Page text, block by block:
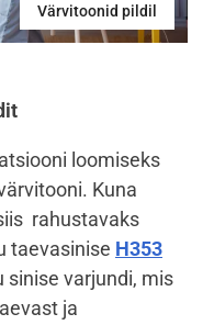
Värvitoonid pildil
loomiseks
Kuna
rahustavaks
taevasinise H353
sinise varjundi, mis
ja